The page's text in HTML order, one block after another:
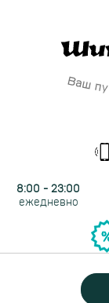
8:00 - 23:00
ежедневно